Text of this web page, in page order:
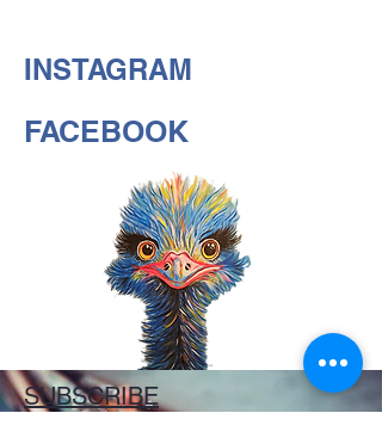
INSTAGRAM
FACEBOOK
SUBSCRIBE